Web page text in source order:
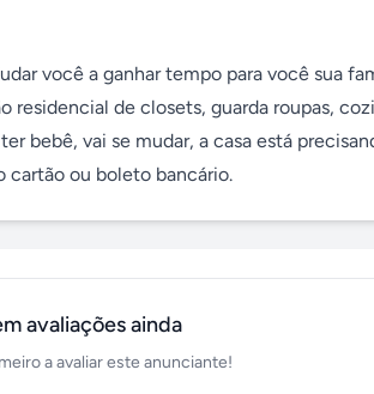
você a ganhar tempo para você sua
residencial de closets, guarda roupas,
bebê, vai se mudar, a casa está
cartão ou boleto bancário.
avaliações ainda
a avaliar este anunciante!